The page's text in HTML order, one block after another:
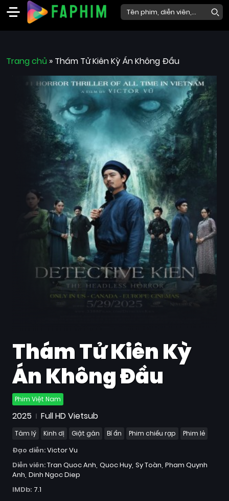
Phim
Phim
Thể
loại
Trang chủ » Thám Tử Kiên Kỳ Án Không Đầu
Thám Tử Kiên Kỳ
Án Không Đầu
Phim Việt Nam
2025 Full HD Vietsub
Tâm lý Kinh dị Giật gân Bí ẩn Phim chiếu rạp Phim lẻ
Đạo diễn:Victor Vu
Diễn viên:Tran Quoc Anh Quoc Huy Sy Toàn Pham Quynh
Anh Dinh Ngoc Diep
IMDb: 7.1